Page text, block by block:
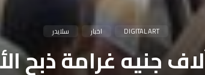
DIGITAL ART اخبار سلايدر